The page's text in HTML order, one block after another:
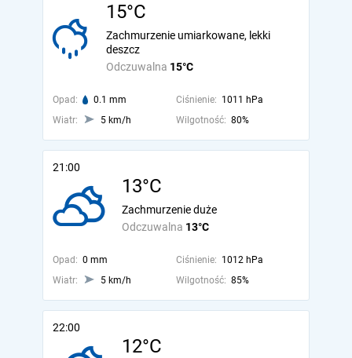
15°C
Odczuwalna 15°C
Zachmurzenie umiarkowane, lekki
deszcz
Opad: 0.1 mm Ciśnienie: 1011 hPa
Wiatr:
5 km/h Wilgotność: 80%
21:00
13°C
Odczuwalna 13°C
Zachmurzenie duże
Opad: 0 mm Ciśnienie: 1012 hPa
Wiatr:
5 km/h Wilgotność: 85%
22:00
12°C